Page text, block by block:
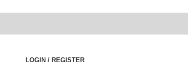
LOGIN / REGISTER